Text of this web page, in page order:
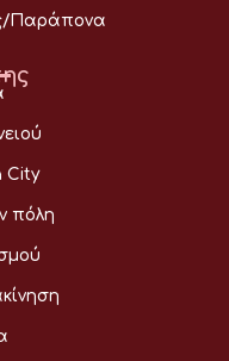
Παράπονα
City
πόλη